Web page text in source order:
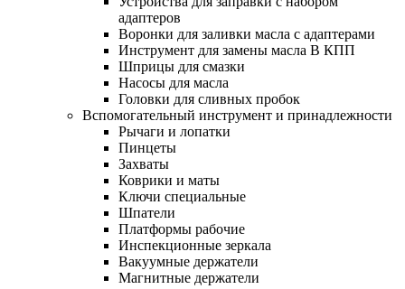
адаптеров
Воронки для заливки масла с адаптерами
Инструмент для замены масла В КПП
Шприцы для смазки
Насосы для масла
Головки для сливных пробок
Вспомогательный инструмент и принадлежности
Рычаги и лопатки
Пинцеты
Захваты
Коврики и маты
Ключи специальные
Шпатели
Платформы рабочие
Инспекционные зеркала
Вакуумные держатели
Магнитные держатели